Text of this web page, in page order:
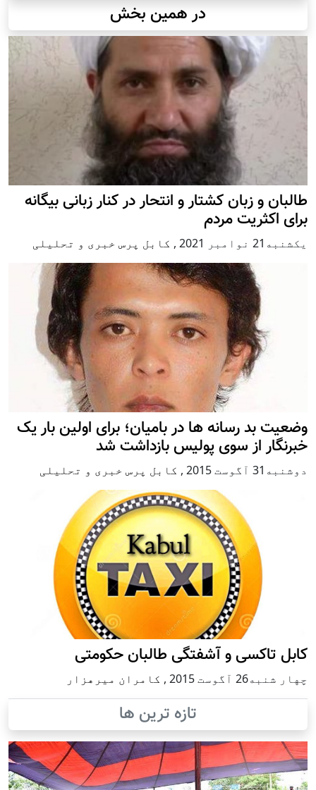
در همین بخش
طالبان و زبان کشتار و انتحار در کنار زبانی بیگانه
برای اکثریت مردم
يكشنبه21 نوامبر 2021 , کابل پرس خبری و تحلیلی
وضعیت بد رسانه ها در بامیان؛ برای اولین بار یک
خبرنگار از سوی پولیس بازداشت شد
دوشنبه31 آگوست 2015 , کابل پرس خبری و تحلیلی
کابل تاکسی و آشفتگی طالبان حکومتی
چهار شنبه26 آگوست 2015 , کامران میرهزار
تازه ترین ها